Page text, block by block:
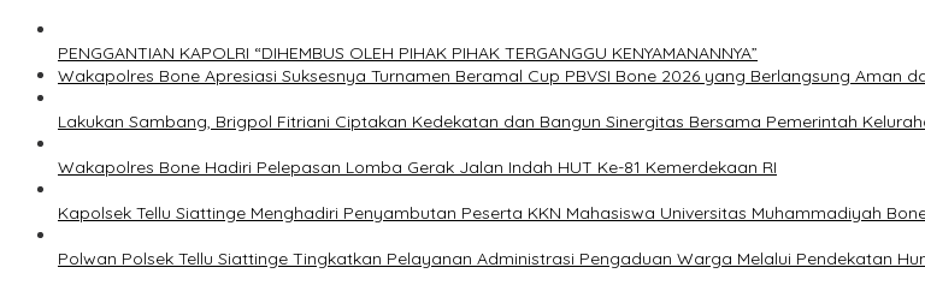
PENGGANTIAN KAPOLRI “DIHEMBUS OLEH PIHAK PIHAK TERGANGGU KENYAMANANNYA”
Wakapolres Bone Apresiasi Suksesnya Turnamen Beramal Cup PBVSI Bone 2026 yang Berlangsung Aman
Lakukan Sambang, Brigpol Fitriani Ciptakan Kedekatan dan Bangun Sinergitas Bersama Pemerintah
Wakapolres Bone Hadiri Pelepasan Lomba Gerak Jalan Indah HUT Ke-81 Kemerdekaan RI
Kapolsek Tellu Siattinge Menghadiri Penyambutan Peserta KKN Mahasiswa Universitas Muhammadiyah
Polwan Polsek Tellu Siattinge Tingkatkan Pelayanan Administrasi Pengaduan Warga Melalui Pendekatan